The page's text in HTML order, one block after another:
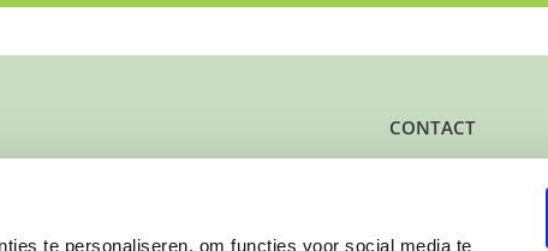
te personaliseren, om functies voor social media te
verwijzen?
CONTACT
Het kantoor- en